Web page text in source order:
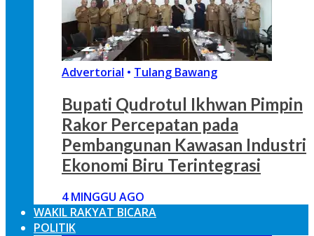
Advertorial • Tulang Bawang
Bupati Qudrotul Ikhwan Pimpin
Rakor Percepatan pada
Pembangunan Kawasan Industri
Ekonomi Biru Terintegrasi
4 MINGGU AGO
WAKIL RAKYAT BICARA
POLITIK